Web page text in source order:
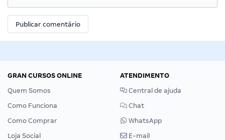
GRAN CURSOS ONLINE
Quem Somos
Como Funciona
Como Comprar
Loja Social
ATENDIMENTO
Central de ajuda
Chat
WhatsApp
E-mail